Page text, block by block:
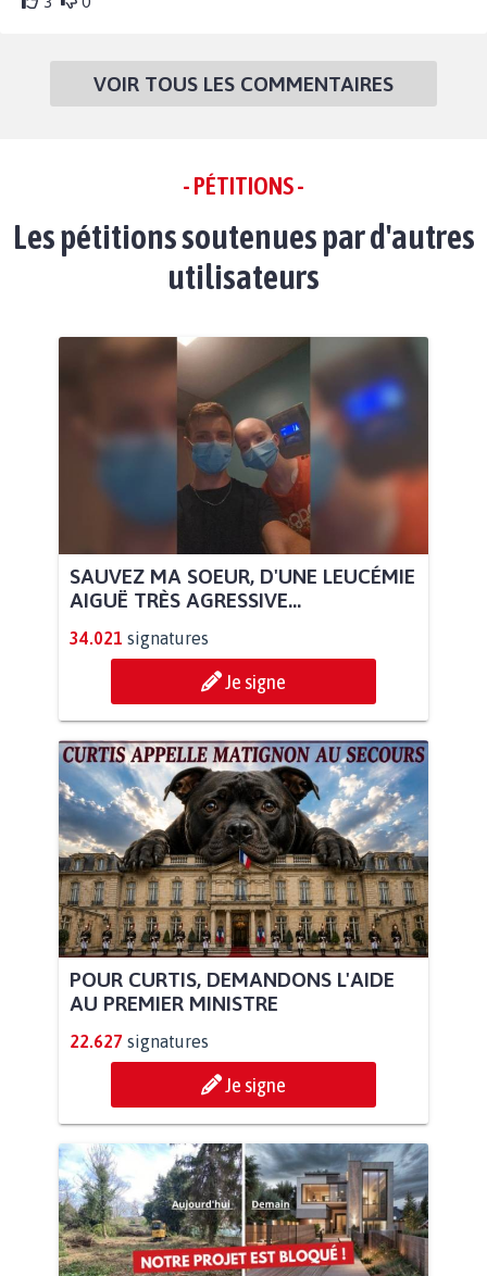
VOIR TOUS LES COMMENTAIRES
- PÉTITIONS -
Les pétitions soutenues par d'autres
utilisateurs
SAUVEZ MA SOEUR, D'UNE LEUCÉMIE
AIGUË TRÈS AGRESSIVE...
34.021 signatures
Je signe
POUR CURTIS, DEMANDONS L'AIDE
AU PREMIER MINISTRE
22.627 signatures
Je signe